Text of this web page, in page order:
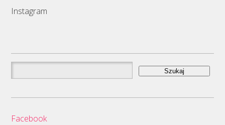
Instagram
Szukaj:
Facebook